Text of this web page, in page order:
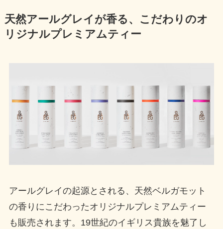
天然アールグレイが香る、こだわりのオ
リジナルプレミアムティー
アールグレイの起源とされる、天然ベルガモット
の香りにこだわったオリジナルプレミアムティー
も販売されます。19世紀のイギリス貴族を魅了し